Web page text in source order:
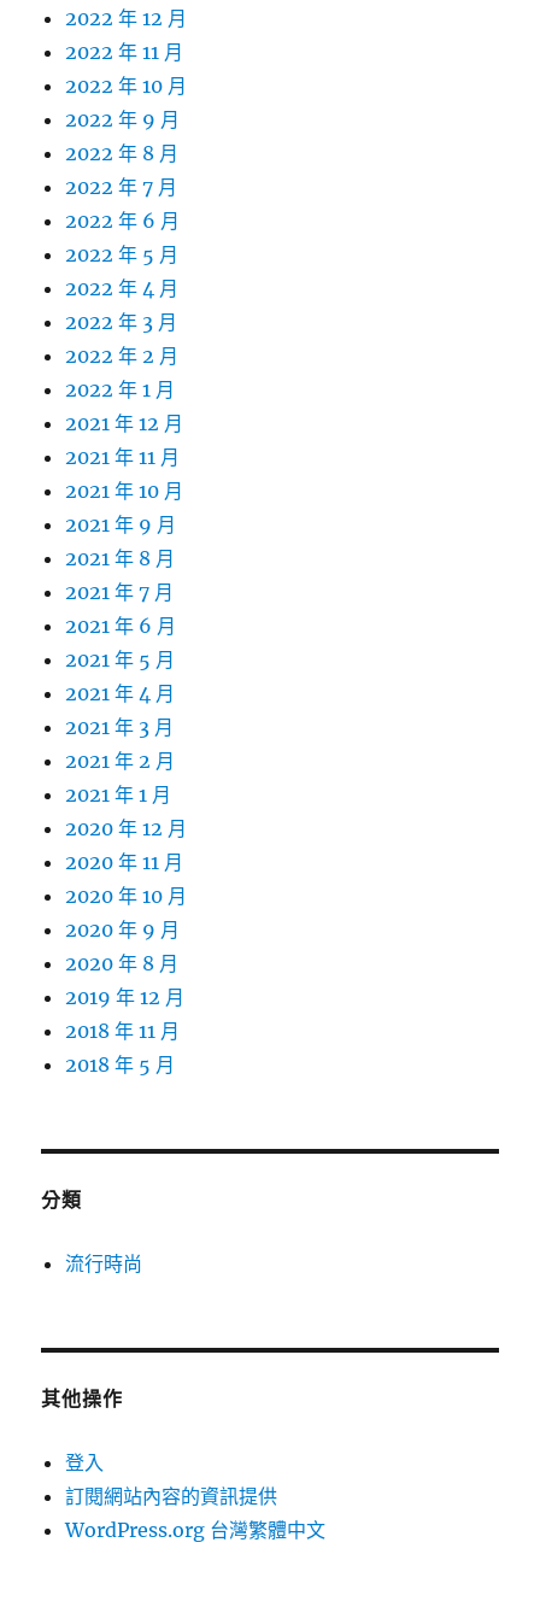
2022 年 12 月
2022 年 11 月
2022 年 10 月
2022 年 9 月
2022 年 8 月
2022 年 7 月
2022 年 6 月
2022 年 5 月
2022 年 4 月
2022 年 3 月
2022 年 2 月
2022 年 1 月
2021 年 12 月
2021 年 11 月
2021 年 10 月
2021 年 9 月
2021 年 8 月
2021 年 7 月
2021 年 6 月
2021 年 5 月
2021 年 4 月
2021 年 3 月
2021 年 2 月
2021 年 1 月
2020 年 12 月
2020 年 11 月
2020 年 10 月
2020 年 9 月
2020 年 8 月
2019 年 12 月
2018 年 11 月
2018 年 5 月
分類
流行時尚
其他操作
登入
訂閱網站內容的資訊提供
WordPress.org 台灣繁體中文